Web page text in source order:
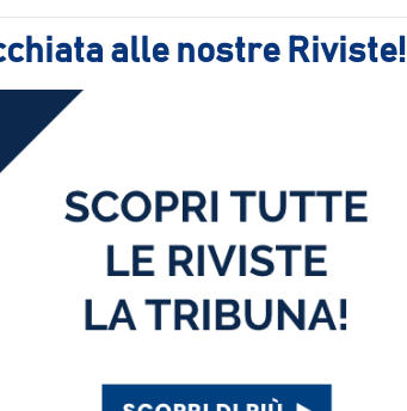
alle nostre Riviste!